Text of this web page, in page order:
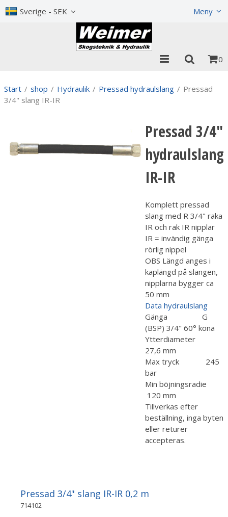
Sverige - SEK Meny
0
Start / shop / Hydraulik / Pressad hydraulslang / Pressad
3/4" slang IR-IR
Pressad 3/4"
hydraulslang
IR-IR
Komplett pressad
slang med R 3/4" raka
IR och rak IR nipplar
IR = invändig gänga
rörlig nippel
OBS Längd anges i
kaplängd på slangen,
nipplarna bygger ca
50 mm
Data hydraulslang
Gänga G
(BSP) 3/4" 60° kona
Ytterdiameter
27,6 mm
Max tryck 245
bar
Min böjningsradie
120 mm
Tillverkas efter
beställning, inga byten
eller returer
accepteras.
Pressad 3/4" slang IR-IR 0,2 m
714102